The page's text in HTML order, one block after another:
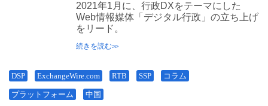
2021年1月に、行政DXをテーマにした
Web情報媒体「デジタル行政」の立ち上げ
をリード。
続きを読む
DSP ExchangeWire.com RTB SSP コラム
プラットフォーム 中国